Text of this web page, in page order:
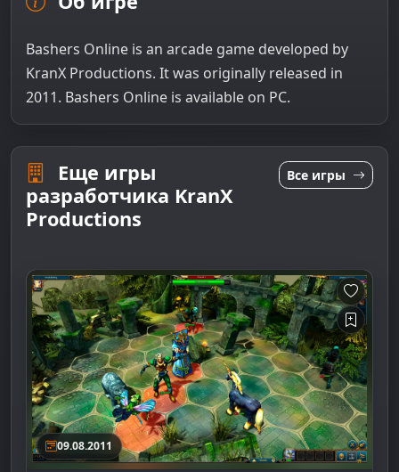
Bashers Online is an arcade game developed by
KranX Productions. It was originally released in
2011. Bashers Online is available on PC.
Еще игры
разработчика KranX
Productions
Все игры
09.08.2011